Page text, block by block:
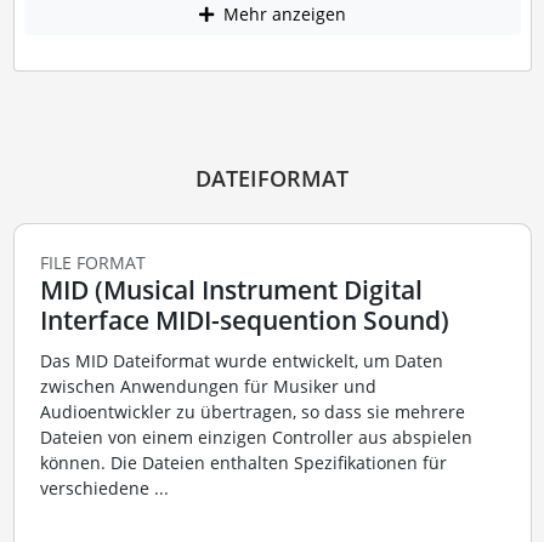
Mehr anzeigen
DATEIFORMAT
FILE FORMAT
MID (Musical Instrument Digital
Interface MIDI-sequention Sound)
Das MID Dateiformat wurde entwickelt, um Daten
zwischen Anwendungen für Musiker und
Audioentwickler zu übertragen, so dass sie mehrere
Dateien von einem einzigen Controller aus abspielen
können. Die Dateien enthalten Spezifikationen für
verschiedene ...